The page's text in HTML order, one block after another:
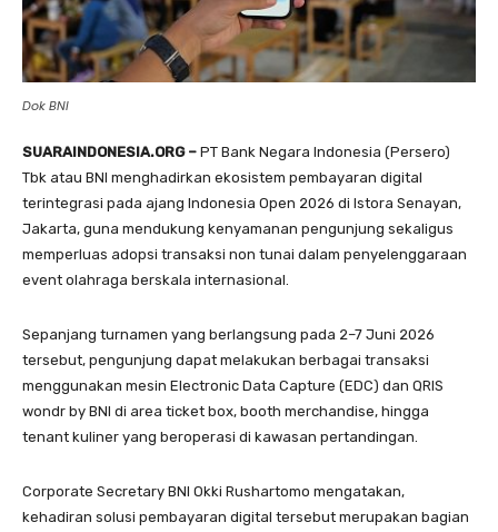
Dok BNI
SUARAINDONESIA.ORG – PT Bank Negara Indonesia (Persero)
Tbk atau BNI menghadirkan ekosistem pembayaran digital
terintegrasi pada ajang Indonesia Open 2026 di Istora Senayan,
Jakarta, guna mendukung kenyamanan pengunjung sekaligus
memperluas adopsi transaksi non tunai dalam penyelenggaraan
event olahraga berskala internasional.
Sepanjang turnamen yang berlangsung pada 2–7 Juni 2026
tersebut, pengunjung dapat melakukan berbagai transaksi
menggunakan mesin Electronic Data Capture (EDC) dan QRIS
wondr by BNI di area ticket box, booth merchandise, hingga
tenant kuliner yang beroperasi di kawasan pertandingan.
Corporate Secretary BNI Okki Rushartomo mengatakan,
kehadiran solusi pembayaran digital tersebut merupakan bagian